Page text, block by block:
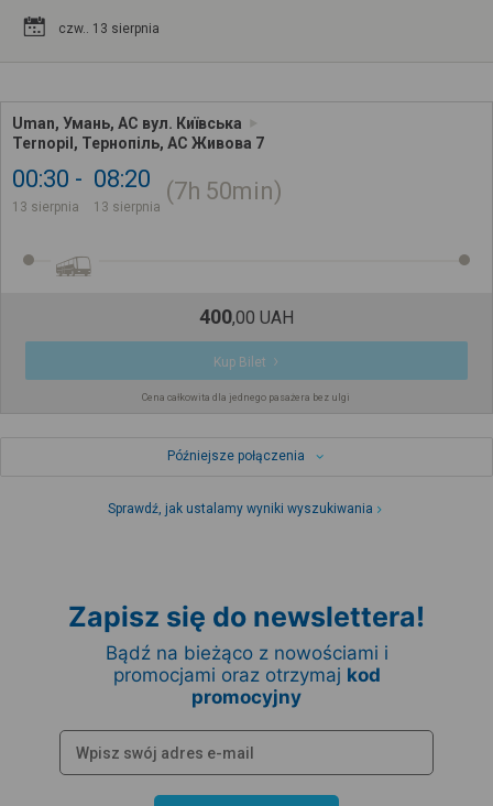
czw.. 13 sierpnia
Uman, Умань, АС вул. Київська
Ternopil, Тернопіль, АС Живова 7
00:30
13 sierpnia
08:20
13 sierpnia
7h 50min
400,00 UAH
Kup Bilet
Cena całkowita dla jednego pasażera bez ulgi
Późniejsze połączenia
Sprawdź, jak ustalamy wyniki wyszukiwania
Zapisz się do newslettera!
Bądź na bieżąco z nowościami i
promocjami oraz otrzymaj kod
promocyjny